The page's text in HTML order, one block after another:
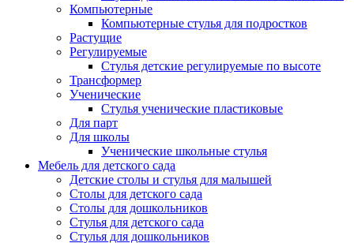
Компьютерные
Компьютерные стулья для подростков
Растущие
Регулируемые
Стулья детские регулируемые по высоте
Трансформер
Ученические
Стулья ученические пластиковые
Для парт
Для школы
Ученические школьные стулья
Мебель для детского сада
Детские столы и стулья для малышей
Столы для детского сада
Столы для дошкольников
Стулья для детского сада
Стулья для дошкольников